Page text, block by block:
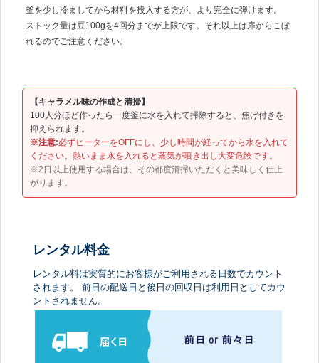
釜を少し冷ましてから材料を投入する方が、より完全に弾けます。
ストック量は豆100gを4回分までが上限です。それ以上は扉からこぼ
れるのでご注意ください。
【キャラメル味の作成と清掃】
100人分ほど作ったら一度釜に水を入れて掃除すると、焦げ付きを
抑えられます。
※注意:必ずヒーターをOFFにし、少し時間が経ってから水を入れて
ください。熱いまま水を入れると蒸気が噴き出し大変危険です。
※2日以上使用する場合は、その都度清掃いただくと美味しく仕上
がります。
レンタル料金
レンタル料は実質的にお客様がご利用される日数でカウント
されます。 前日の配送日と後日の回収日は利用日としてカウ
ントされません。